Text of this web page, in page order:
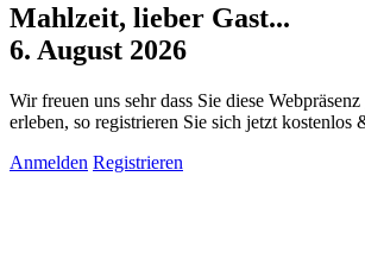
Mahlzeit, lieber Gast...
6. August 2026
Wir freuen uns sehr dass Sie diese
erleben, so registrieren Sie sich jetzt
Anmelden Registrieren